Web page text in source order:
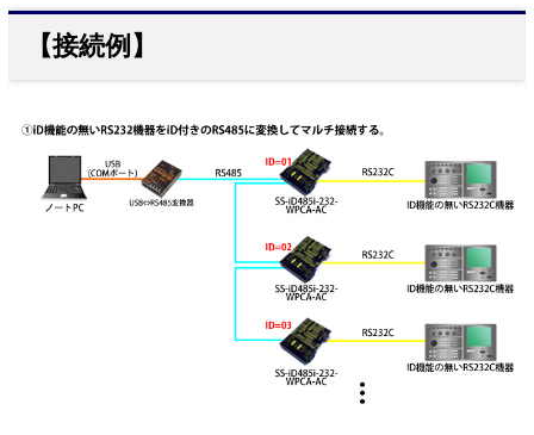
【接続例】